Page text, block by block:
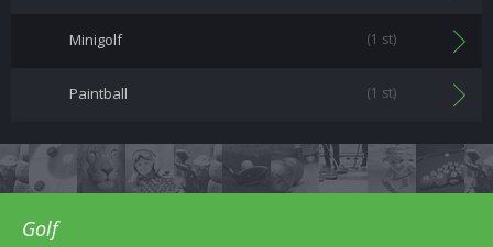
Minigolf (1 st)
Paintball (1 st)
Golf